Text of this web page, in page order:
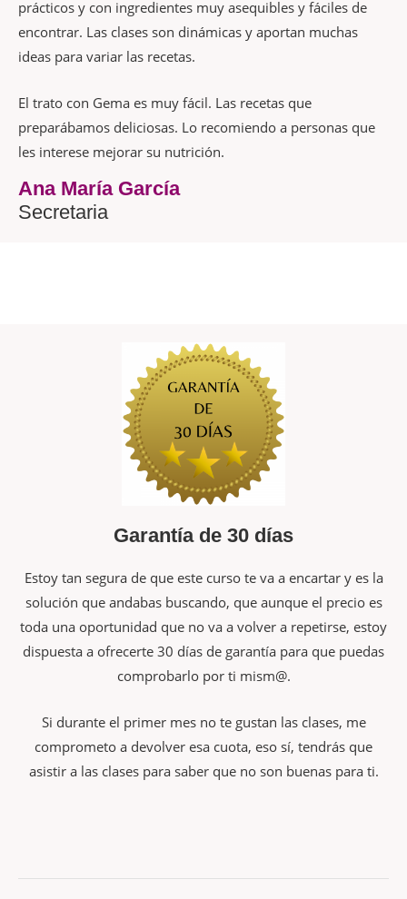
prácticos y con ingredientes muy asequibles y fáciles de
encontrar. Las clases son dinámicas y aportan muchas
ideas para variar las recetas.
El trato con Gema es muy fácil. Las recetas que
preparábamos deliciosas. Lo recomiendo a personas que
les interese mejorar su nutrición.
Ana María García
Secretaria
Garantía de 30 días
Estoy tan segura de que este curso te va a encartar y es la
solución que andabas buscando, que aunque el precio es
toda una oportunidad que no va a volver a repetirse, estoy
dispuesta a ofrecerte 30 días de garantía para que puedas
comprobarlo por ti mism@.
Si durante el primer mes no te gustan las clases, me
comprometo a devolver esa cuota, eso sí, tendrás que
asistir a las clases para saber que no son buenas para ti.